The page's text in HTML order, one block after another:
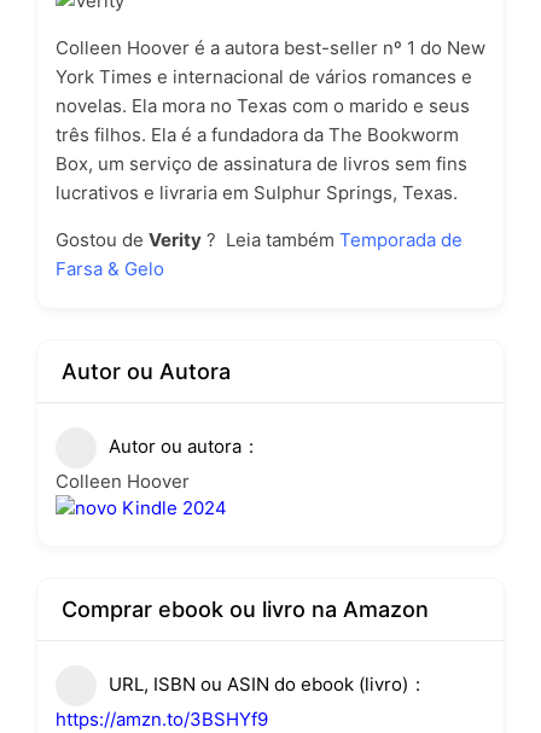
Colleen Hoover é a autora best-seller nº 1 do New
York Times e internacional de vários romances e
novelas. Ela mora no Texas com o marido e seus
três filhos. Ela é a fundadora da The Bookworm
Box, um serviço de assinatura de livros sem fins
lucrativos e livraria em Sulphur Springs, Texas.
Gostou de Verity ? Leia também Temporada de
Farsa & Gelo
Autor ou Autora
Autor ou autora
Colleen Hoover
Comprar ebook ou livro na Amazon
URL, ISBN ou ASIN do ebook (livro)
https://amzn.to/3BSHYf9